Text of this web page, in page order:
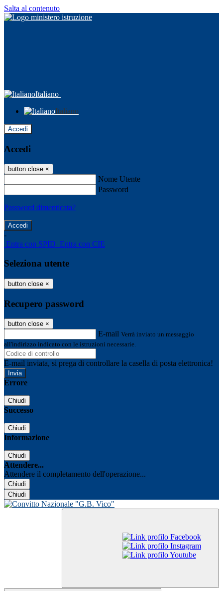
Salta al contenuto
Italiano
Italiano
Accedi
Accedi
button close ×
Nome Utente
Password
Password dimenticata?
-
Entra con SPID Entra con CIE
Seleziona utente
button close ×
Recupero password
button close ×
E-mail Verrà inviato un messaggio
all'indirizzo indicato con le istruzioni necessarie.
E-mail inviata, si prega di controllare la casella di posta elettronica!
Errore
Chiudi
Successo
Chiudi
Informazione
Chiudi
Attendere...
Attendere il completamento dell'operazione...
Chiudi
Chiudi